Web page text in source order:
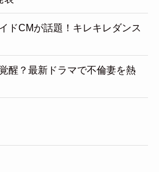
ドCMが話題！キレキレダンス
醒？最新ドラマで不倫妻を熱